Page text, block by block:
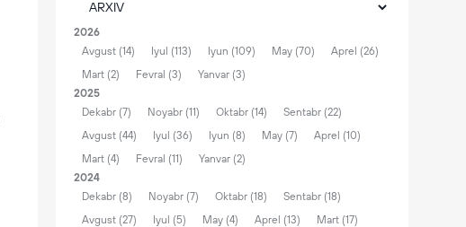
2026
Avgust (14)
Iyul (113) Iyun (109) May (70)
Aprel (26)
Mart (2)
Fevral (3)
Yanvar (3)
2025
Dekabr (7)
Noyabr (11) Oktabr (14)
Sentabr (22)
Avgust (44)
Iyul (36) Iyun (8) May (7)
Aprel (10)
Mart (4)
Fevral (11)
Yanvar (2)
2024
Dekabr (8)
Noyabr (7) Oktabr (18)
Sentabr (18)
Avgust (27)
Iyul (5) May (4) Aprel (13)
Mart (17)